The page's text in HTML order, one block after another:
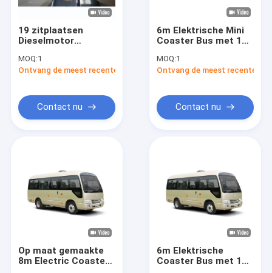
Elektrische Stadsbus
Zuivere Elektrische Bus
Batterij Elektrische Bussen
Elektrisch Mini Buses
Diesel Stadsbus
Dieselmotorbus
Elektrisch Mini Vans
19 zitplaatsen
Dieselmotor
met bladveer
ophanging en voor
topsnelheid
MOQ:1
Ontvang de meest recente Prijs
Contact nu
6m Elektrische Mini
Coaster Bus met 18
kWh Batterij voor
Openbaar Vervoer
MOQ:1
Ontvang de meest recente
Contact nu
Op maat gemaakte
8m Electric Coaster
6m Elektrische
Coaster Bus met 18